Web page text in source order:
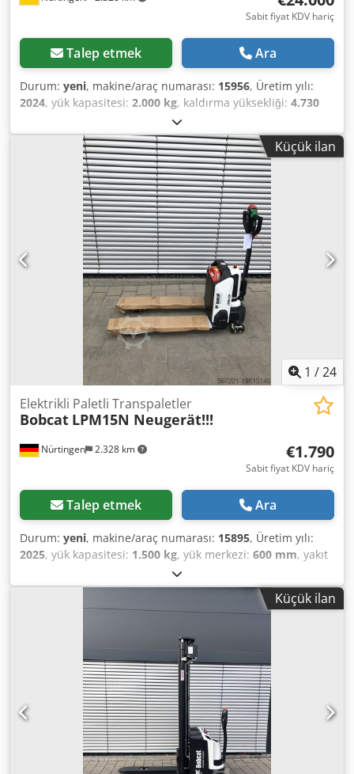
Sabit fiyat KDV hariç
Talep etmek Ara
Durum: yeni, makine/araç numarası: 15956, Üretim yılı:
2024, yük kapasitesi: 2.000 kg, kaldırma yüksekliği: 4.730
1.500 mm
yakıt türü:elektrikli, direk tipi:triplex, inşaat yüksekliği:
, çatalların uzunluğu:1.200 mm, motor tipi:
Elektrikli, üretici: Bobcat Djdpfxszff Axe Akajkr
Küçük ilan
1 /24
Nürtingen 2.328 km
Elektrikli Paletli Transpaletler
Bobcat LPM15N Neugerät!!!
€1.790
Sabit fiyat KDV hariç
Talep etmek Ara
Durum: yeni, makine/araç numarası: 15895, Üretim yılı:
2025, yük kapasitesi: 1.500 kg, yük merkezi: 600 mm, yakıt
diğer
çatalların uzunluğu:1.150 mm, ön lastik ölçüsü:, arka
lastik boyutu:, toplam ağırlık:
, motor tipi: Elektrikli,
Küçük ilan